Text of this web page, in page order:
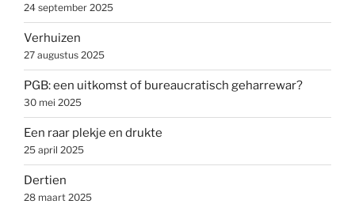
24 september 2025
Verhuizen
27 augustus 2025
PGB: een uitkomst of bureaucratisch geharrewar?
30 mei 2025
Een raar plekje en drukte
25 april 2025
Dertien
28 maart 2025